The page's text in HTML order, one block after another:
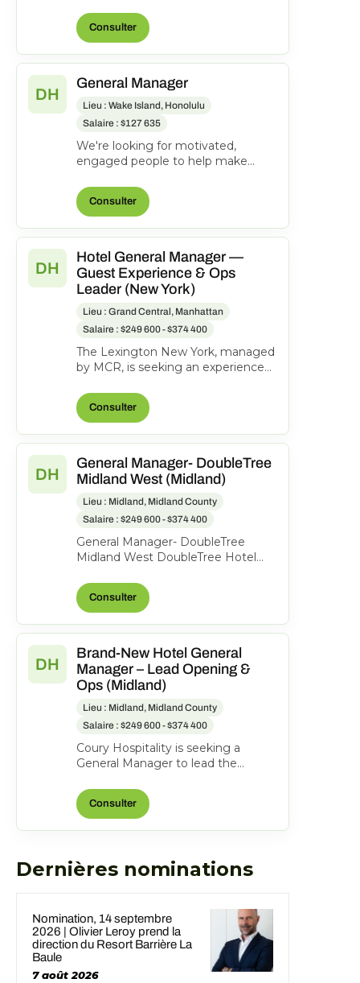
Revenue Strateg...
Consulter
DH
General Manager
Lieu : Wake Island, Honolulu
Salaire : $127 635
We're looking for motivated,
engaged people to help make
Manages and directs the operatio...
Consulter
DH
Hotel General Manager —
Guest Experience & Ops
Leader (New York)
Lieu : Grand Central, Manhattan
Salaire : $249 600 - $374 400
The Lexington New York, managed
by MCR, is seeking an experienced
operations, ensuri...
Consulter
DH
General Manager- DoubleTree
Midland West (Midland)
Lieu : Midland, Midland County
Salaire : $249 600 - $374 400
General Manager- DoubleTree
Midland West DoubleTree Hotel
Midland, Texas, United State...
Consulter
DH
Brand-New Hotel General
Manager – Lead Opening &
Ops (Midland)
Lieu : Midland, Midland County
Salaire : $249 600 - $374 400
Coury Hospitality is seeking a
General Manager to lead the
the new DoubleTree Midla...
Consulter
Dernières nominations
Nomination, 14 septembre
2026 | Olivier Leroy prend la
direction du Resort Barrière La
Baule
7 août 2026